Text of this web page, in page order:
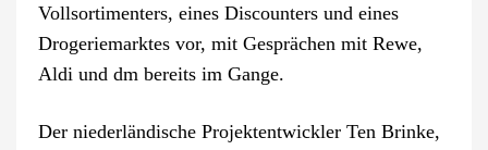
Vollsortimenters, eines Discounters und eines
Drogeriemarktes vor, mit Gesprächen mit Rewe,
Aldi und dm bereits im Gange.
Der niederländische Projektentwickler Ten Brinke,